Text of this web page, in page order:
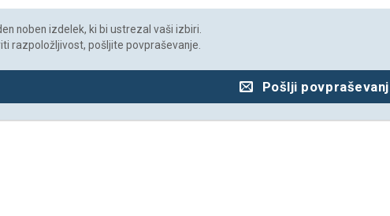
noben izdelek, ki bi ustrezal vaši izbiri.
razpoložljivost, pošljite povpraševanje.
Pošlji